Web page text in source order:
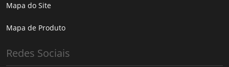
Mapa do Site
Mapa de Produto
Redes Sociais